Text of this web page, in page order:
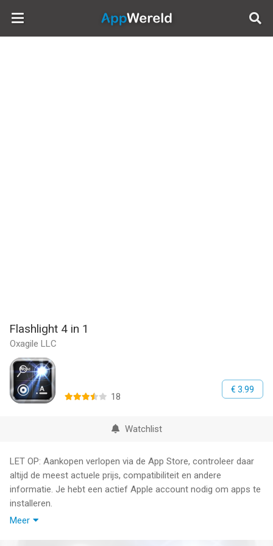
AppWereld
Flashlight 4 in 1
Oxagile LLC
€ 3.99
18
Watchlist
LET OP: Aankopen verlopen via de App Store, controleer daar
altijd de meest actuele prijs, compatibiliteit en andere
informatie. Je hebt een actief Apple account nodig om apps te
installeren.
Meer